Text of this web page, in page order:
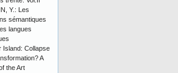
Y.: Les
sémantiques
langues
Island: Collapse
A
the Art